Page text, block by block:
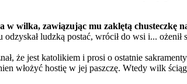
w wilka, zawiązując mu zaklętą chusteczkę
ludzką postać, wrócił do wsi i... ożenił
że jest katolikiem i prosi o ostatnie
włożyć hostię w jej paszczę. Wtedy wilk